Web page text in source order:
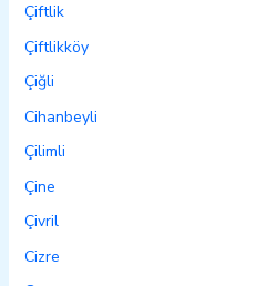
Çiftlik
Çiftlikköy
Çiğli
Cihanbeyli
Çilimli
Çine
Çivril
Cizre